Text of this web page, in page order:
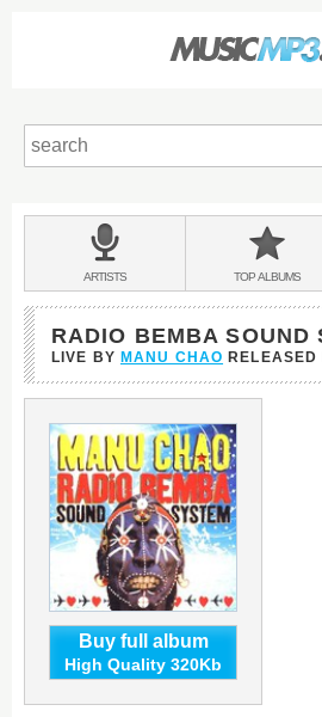
BANDS
&
ARTISTS TOPALBUMS
RADIO BEMBA SOUND
LIVE BY MANU CHAO RELEASED
Buy full album
High Quality 320Kb